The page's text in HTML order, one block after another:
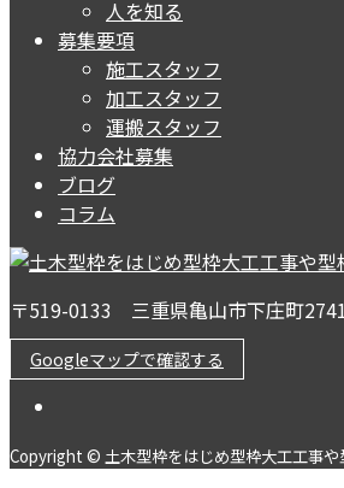
人を知る
募集要項
施工スタッフ
加工スタッフ
運搬スタッフ
協力会社募集
ブログ
コラム
〒519-0133 三重県亀山市下庄町
Googleマップで確認する
Copyright © 土木型枠をはじめ型枠大工工事